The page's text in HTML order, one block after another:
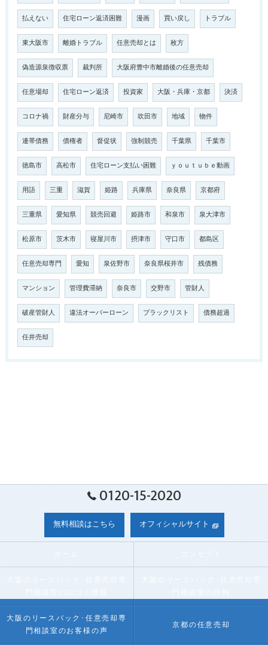
払えない 住宅ローン返済困難 漫画 買い戻し トラブル
東大阪市 離婚トラブル 任意売却とは 枚方
偽造源泉徴収票 裁判所 大阪府豊中市離婚後の任意売却
任意場却 住宅ローン返済 投資家 大阪・兵庫・京都 決済
コロナ禍 財産分与 尼崎市 吹田市 地域 物件
連帯債務 債権者 督促状 強制競売 千葉県 千葉市
徳島市 高松市 住宅ローン支払い困難 ｙｏｕｔｕｂｅ動画
用語 三重 滋賀 姫路 兵庫県 奈良県 京都府
三重県 愛知県 競売回避 姫路市 和泉市 泉大津市
松原市 茨木市 寝屋川市 摂津市 守口市 都島区
任意売却専門 愛知 泉佐野市 奈良県桜井市 残債務
マンション 管理費滞納 奈良市 交野市 管財人
破産管財人 違法オーバーローン ブラックリスト 債務超過
任井売却
0120-15-2020
無料相談はこちら オフィシャルサイト
大阪のリースバック･任意売却専
門相談室のお客様の声
京都の任意売却